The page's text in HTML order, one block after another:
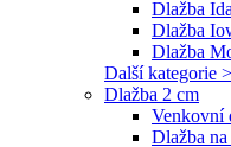
Dlažba
Dlažba
Dlažba
Další kategorie >
Dlažba 2 cm
Venkovní
Dlažba